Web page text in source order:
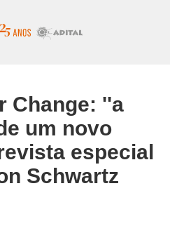
Change: ''a
um novo
especial
Schwartz